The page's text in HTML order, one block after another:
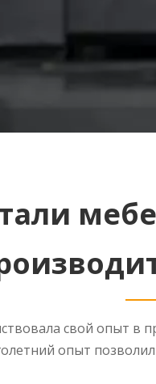
свой опыт в
опыт